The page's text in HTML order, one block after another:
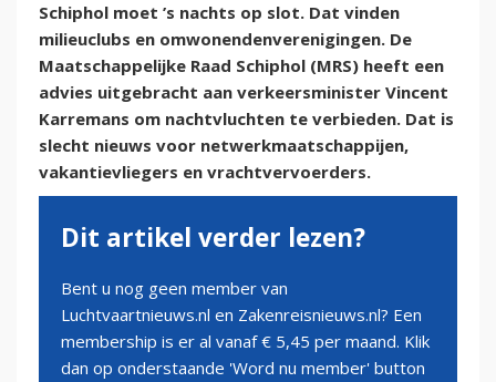
Schiphol moet ’s nachts op slot. Dat vinden
milieuclubs en omwonendenverenigingen. De
Maatschappelijke Raad Schiphol (MRS) heeft een
advies uitgebracht aan verkeersminister Vincent
Karremans om nachtvluchten te verbieden. Dat is
slecht nieuws voor netwerkmaatschappijen,
vakantievliegers en vrachtvervoerders.
Dit artikel verder lezen?
Bent u nog geen member van
Luchtvaartnieuws.nl en Zakenreisnieuws.nl? Een
membership is er al vanaf € 5,45 per maand. Klik
dan op onderstaande 'Word nu member' button